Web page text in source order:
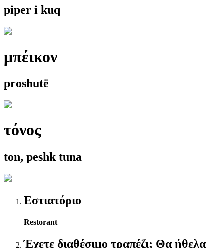
piper i kuq
μπέικον
proshutë
τόνος
ton, peshk tuna
Εστιατόριο
Restorant
Έχετε διαθέσιμο τραπέζι; Θα ήθελα